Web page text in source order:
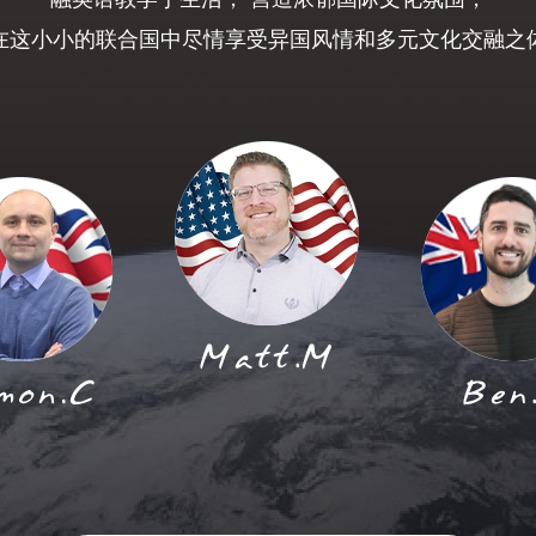
这小小的联合国中尽情享受异国风情和多元文化交融之